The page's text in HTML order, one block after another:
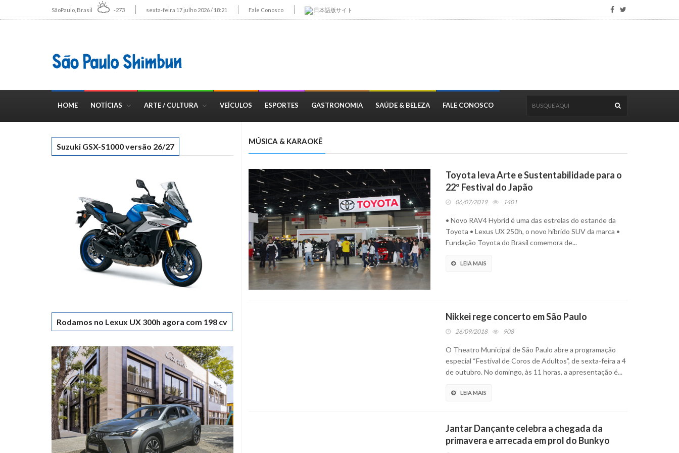
SãoPaulo, Brasil -273 sexta-feira 17 julho 2026 / 18:21 Fale Conosco 日本語版サイト
HOME NOTÍCIAS ARTE / CULTURA VEÍCULOS ESPORTES GASTRONOMIA SAÚDE & BELEZA FALE CONOSCO
Suzuki GSX-S1000 versão 26/27
Rodamos no Lexux UX 300h agora com 198 cv
MÚSICA & KARAOKÊ
Toyota leva Arte e Sustentabilidade para o
22º Festival do Japão
06/07/2019 1401
• Novo RAV4 Hybrid é uma das estrelas do estande da
Toyota • Lexus UX 250h, o novo híbrido SUV da marca •
Fundação Toyota do Brasil comemora de...
LEIA MAIS
Nikkei rege concerto em São Paulo
26/09/2018 908
O Theatro Municipal de São Paulo abre a programação
especial “Festival de Coros de Adultos”, de sexta-feira a 4
de outubro. No domingo, às 11 horas, a apresentação é...
LEIA MAIS
Jantar Dançante celebra a chegada da
primavera e arrecada em prol do Bunkyo